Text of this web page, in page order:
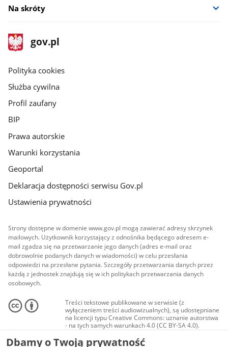
Na skróty
stopka
gov.pl
Strona
gov.pl
gov.pl
Polityka cookies
Służba cywilna
Profil zaufany
BIP
Prawa autorskie
Warunki korzystania
Geoportal
Deklaracja dostępności serwisu Gov.pl
Ustawienia prywatności
Strony dostępne w domenie www.gov.pl mogą zawierać adresy skrzynek
mailowych. Użytkownik korzystający z odnośnika będącego adresem e-
mail zgadza się na przetwarzanie jego danych (adres e-mail oraz
dobrowolnie podanych danych w wiadomości) w celu przesłania
odpowiedzi na przesłane pytania. Szczegóły przetwarzania danych przez
każdą z jednostek znajdują się w ich politykach przetwarzania danych
osobowych.
Treści tekstowe publikowane w serwisie (z
wyłączeniem treści audiowizualnych), są udostępniane
na licencji typu Creative Commons: uznanie autorstwa
- na tych samych warunkach 4.0 (CC BY-SA 4.0).
Materiały audiowizualne, w tym zdjęcia, materiały
audio i wideo, są udostępniane na licencji typu
Dbamy o Twoją prywatność